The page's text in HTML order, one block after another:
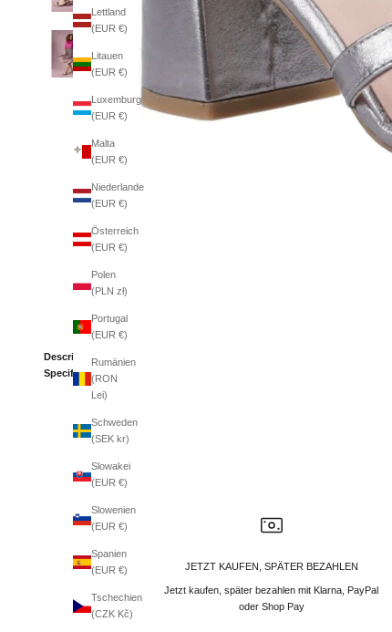
Lettland
(EUR €)
Litauen
(EUR €)
Luxemburg
(EUR €)
Malta
(EUR €)
Niederlande
(EUR €)
Österreich
(EUR €)
Polen
(PLN zł)
Portugal
(EUR €)
Rumänien
(RON
Lei)
Schweden
(SEK kr)
Slowakei
(EUR €)
Slowenien
(EUR €)
Spanien
(EUR €)
Tschechien
(CZK Kč)
Description
Specifications
JETZT KAUFEN, SPÄTER BEZAHLEN
Jetzt kaufen, später bezahlen mit Klarna, PayPal
oder Shop Pay